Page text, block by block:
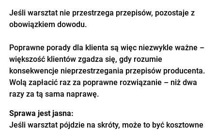
Jeśli warsztat nie przestrzega przepisów, pozostaje z
obowiązkiem dowodu.
Poprawne porady dla klienta są więc niezwykle ważne –
większość klientów zgadza się, gdy rozumie
konsekwencje nieprzestrzegania przepisów producenta.
Wolą zapłacić raz za poprawne rozwiązanie – niż dwa
razy za tą sama naprawę.
Sprawa jest jasna:
Jeśli warsztat pójdzie na skróty, może to być kosztowne